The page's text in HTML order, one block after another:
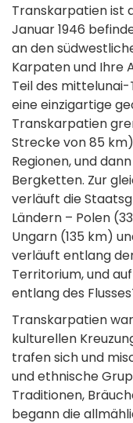
Transkarpatien ist
Januar 1946
an den
Karpaten und Ihre
Teil des
eine einzigartige
Transkarpatien
Strecke von 85
Regionen, und
Bergketten. Zur
verläuft die
Ländern – Polen
Ungarn (135 km)
verläuft entlang
Territorium, und
entlang des
Transkarpatien
kulturellen
trafen sich und
und ethnische
Traditionen,
begann die